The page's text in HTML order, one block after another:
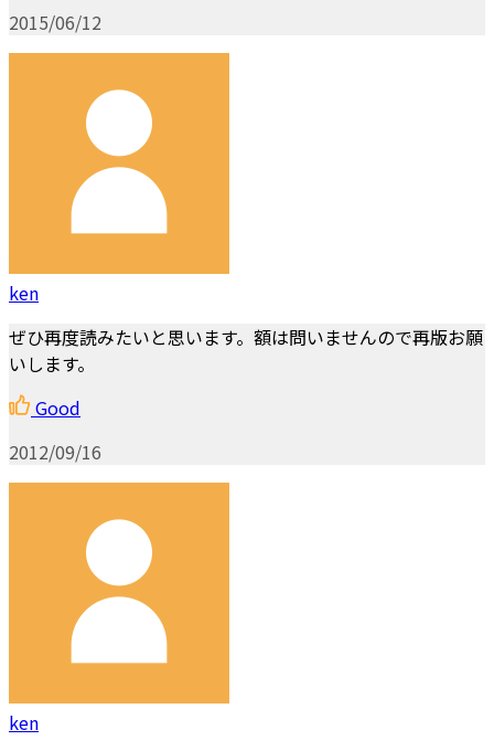
2015/06/12
ken
ぜひ再度読みたいと思います。額は問いませんので再版お願
いします。
Good
2012/09/16
ken